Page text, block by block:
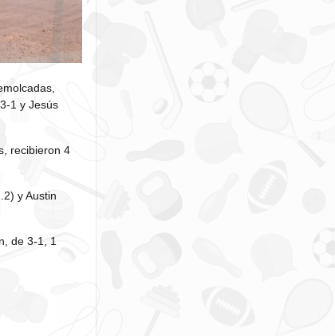
1 y Jesús
recibieron 4
y Austin
de 3-1, 1